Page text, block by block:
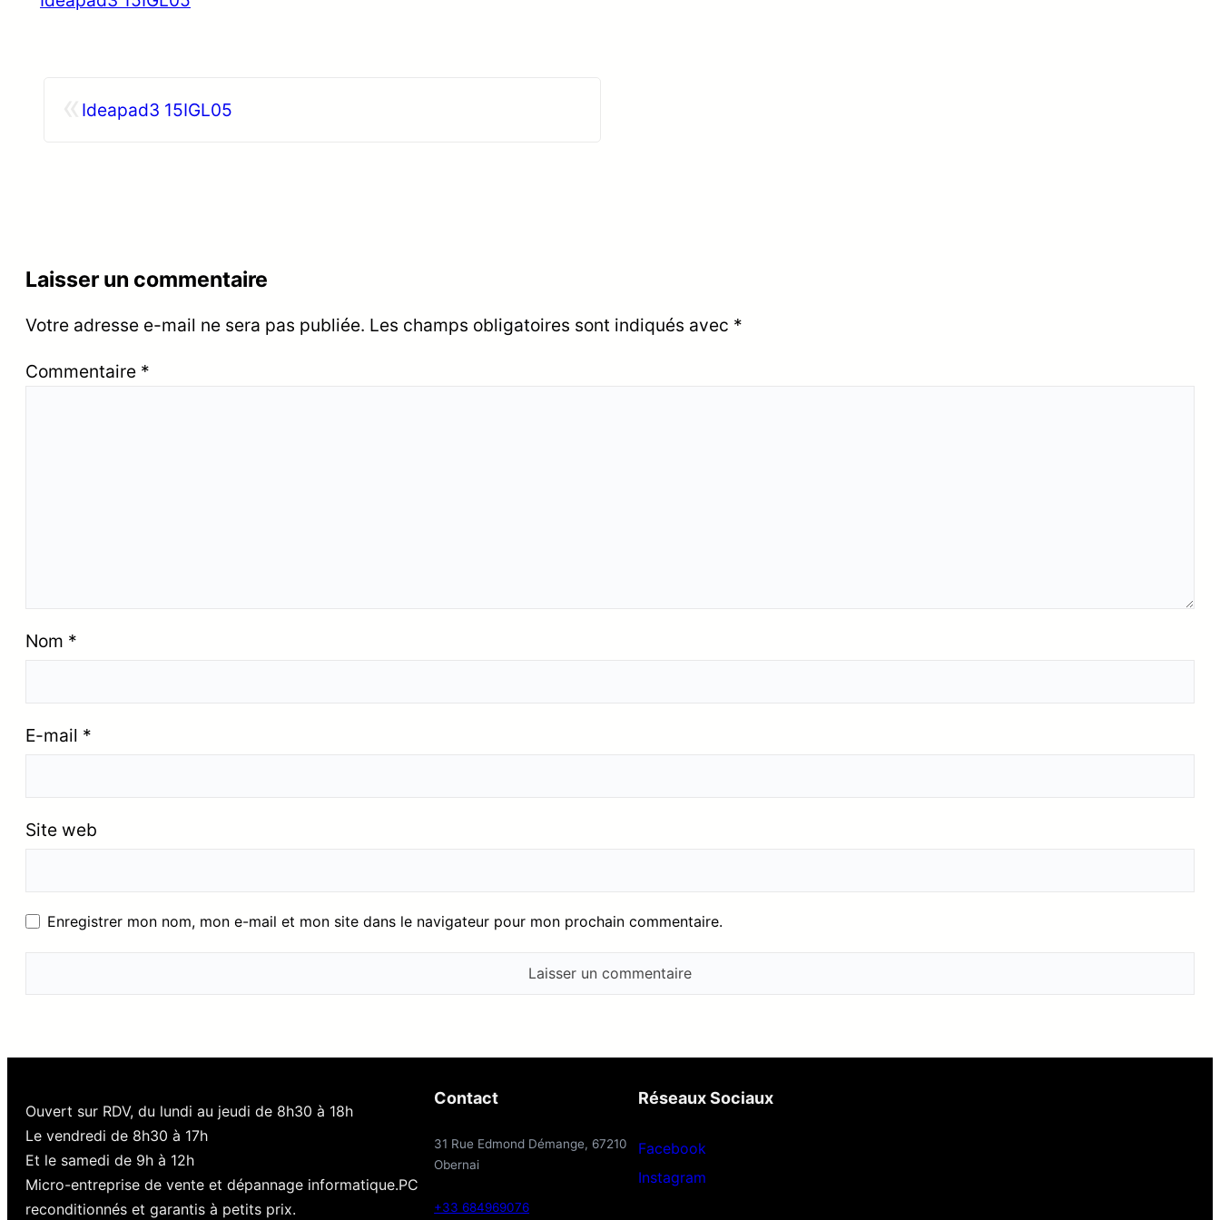
Ideapad3 15IGL05
Laisser un commentaire
Votre adresse e-mail ne sera pas publiée. Les champs obligatoires sont indiqués avec *
Commentaire *
Nom *
E-mail *
Site web
Enregistrer mon nom, mon e-mail et mon site dans le navigateur pour mon prochain commentaire.
Ouvert sur RDV, du lundi au jeudi de 8h30 à 18h
Le vendredi de 8h30 à 17h
Et le samedi de 9h à 12h
Micro-entreprise de vente et dépannage informatique.PC
reconditionnés et garantis à petits prix.
Contact
31 Rue Edmond Démange, 67210
Obernai
+33 684969076
Réseaux Sociaux
Facebook
Instagram